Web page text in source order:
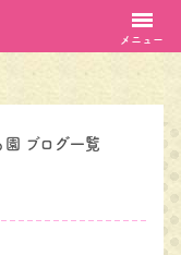
メニュー
園 ブログ一覧